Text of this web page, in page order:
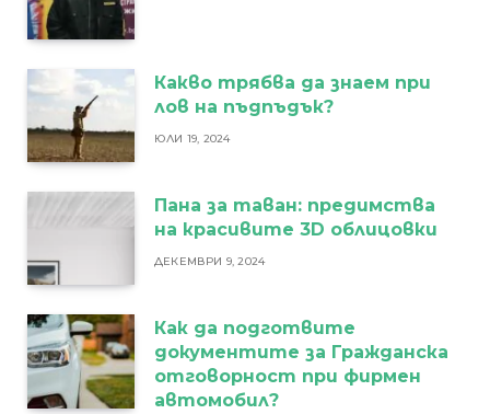
Какво трябва да знаем при
лов на пъдпъдък?
ЮЛИ 19, 2024
Пана за таван: предимства
на красивите 3D облицовки
ДЕКЕМВРИ 9, 2024
Как да подготвите
документите за Гражданска
отговорност при фирмен
автомобил?